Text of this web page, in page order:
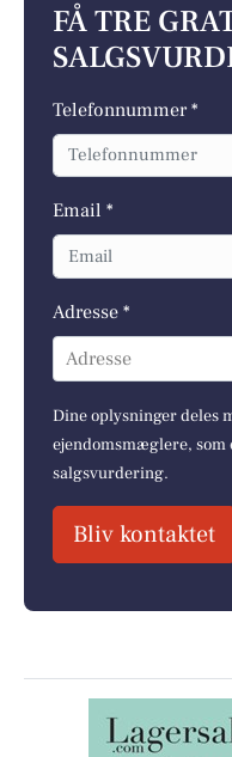
FÅ TRE
Telefonnummer *
Email *
Adresse *
Adresse
Dine oplysninger deles
ejendomsmæglere, som
salgsvurdering.
Bliv kontaktet